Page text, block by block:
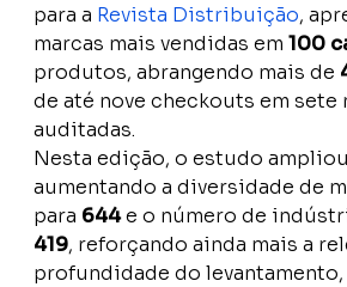
para a Revista Distribuição,
marcas mais vendidas em 100
produtos, abrangendo mais de
de até nove checkouts em sete
auditadas.
Nesta edição, o estudo
aumentando a diversidade de
para 644e o número de
419, reforçando ainda mais a
profundidade do